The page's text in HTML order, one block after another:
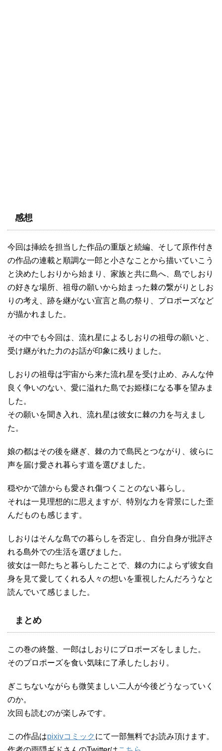
感想
今回は挿絵を担当した作品の重版と続編、そして原作付き
の作品の連載と順調な一郎と小さなことから描いていこう
と決めたしおりから始まり、家族と共に島へ、島でしおり
の好きな場所、祖母の願いから始まった棘の繋がりとしお
りの考え、跡を継がない宣言と島の祭り、プロポーズなど
が描かれました。
その中でも今回は、流れ星によるしおりの祖母の願いと、
受け継がれた力のお話が印象に残りました。
しおりの祖母は宇宙から来た流れ星を受け止め、みんな仲
良く争いのない、愛に溢れた島でお姫様になる事を望みま
した。
その願いを聞き入れ、流れ星は彼女に棘の力を与えまし
た。
娘の都はその後を継ぎ、棘の力で島民とつながり、彼らに
声を届け愛され暮らす道を選びました。
穏やかで誰からも愛され傷つくことのない暮らし。
それは一見理想的に思えますが、特別な力を背景にした歪
んだものも感じます。
しおりはそんな島での暮らしを否定し、自分自身が批評さ
れる島外での生活を選びました。
彼女は一郎たちと暮らしたことで、棘の力によらず彼女自
身を見て愛してくれる人々の想いを重視したんだろうなと
読んでいて感じました。
まとめ
この巻の終盤、一郎はしおりにプロポーズをしました。
そのプロポーズを食い気味に了承したしおり。
ぎこちないながらも微笑ましい二人が今後どうなっていく
のか。
次回も読むのが楽しみです。
この作品はpixivコミック にて一部無料でお読み頂けます。